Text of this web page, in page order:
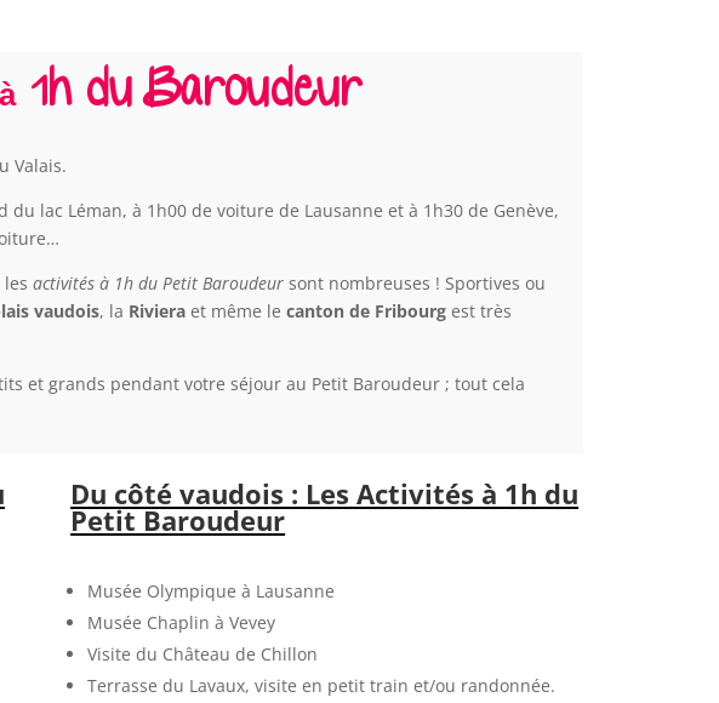
1h du Baroudeur
Valais.
lac Léman, à 1h00 de voiture de Lausanne et à 1h30 de Genève,
activités à 1h du Petit Baroudeursont nombreuses ! Sportives ou
vaudois, la Rivieraet même le canton de Fribourgest très
et grands pendant votre séjour au Petit Baroudeur ; tout cela
Du côté vaudois : Les Activités à 1h du
Petit Baroudeur
Musée Olympique à Lausanne
Musée Chaplin à Vevey
Visite du Château de Chillon
Terrasse du Lavaux, visite en petit train et/ou randonnée.